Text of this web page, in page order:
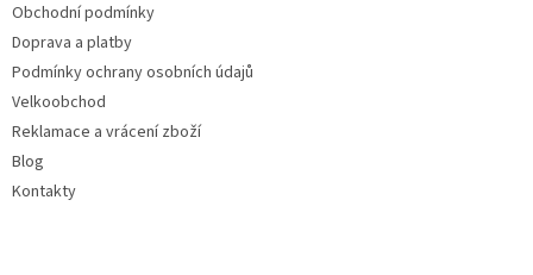
Obchodní podmínky
Doprava a platby
Podmínky ochrany osobních údajů
Velkoobchod
Reklamace a vrácení zboží
Blog
Kontakty